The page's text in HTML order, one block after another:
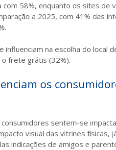
58%, enquanto os sites de
a 2025, com 41% das
na escolha do local
frete grátis (32%).
os
sentem-se
visual das vitrines físicas,
indicações de amigos e